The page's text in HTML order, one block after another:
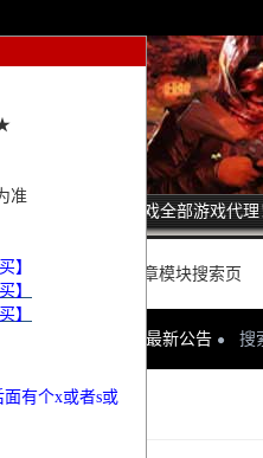
准
】
】
】
面有个x或者s或
诚招热门游戏全部游戏代
这里是普通文章模块搜索页
最新公告 搜
条件筛选